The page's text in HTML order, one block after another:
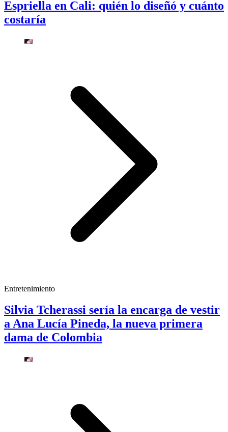
Espriella en Cali: quién lo diseñó y cuánto
costaría
Entretenimiento
Silvia Tcherassi sería la encarga de vestir
a Ana Lucía Pineda, la nueva primera
dama de Colombia